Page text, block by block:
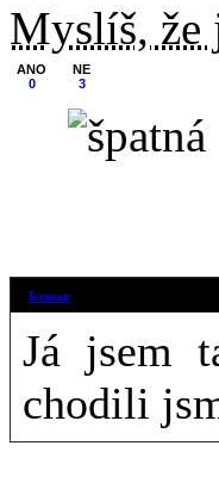
Myslíš, že
ANO
0
NE
3
Iceman
Já jsem
chodili